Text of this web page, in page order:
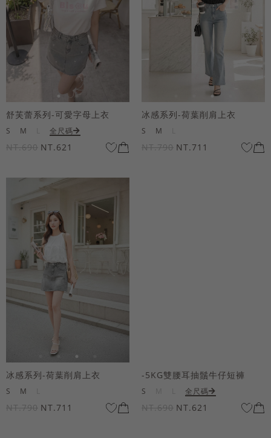
舒芙蕾系列-可愛字母上衣
S M 全尺碼
NT.690 NT.621
冰感系列-荷葉削肩上衣
S M
NT.790 NT.711
冰感系列-荷葉削肩上衣
S M
NT.790 NT.711
-5KG雙腰耳抽鬚牛仔短褲
S 全尺碼
NT.690 NT.621